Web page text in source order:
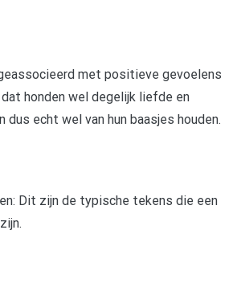
met positieve gevoelens
honden wel degelijk liefde en
echt wel van hun baasjes houden.
Dit zijn de typische tekens die een